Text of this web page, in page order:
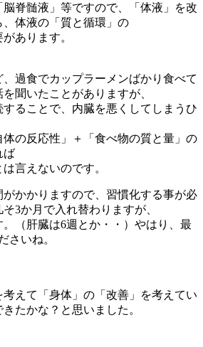
脳脊髄液」等ですので、「体液」を改
体液の「質と循環」の
あります。
、過食でカップラーメンばかり食べて
聞いたことがありますが、
ることで、内臓を悪くしてしまうひ
体の反応性」＋「食べ物の質と量」の
ば
言えないのです。
がかかりますので、習慣化する事が必
3か月で入れ替わりますが、
（肝臓は6週とか・・）やはり、最
さいね。
考えて「身体」の「改善」を考えてい
たかな？と思いました。